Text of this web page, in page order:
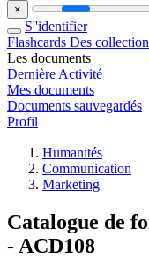
×
S''identifier
Flashcards Des
Les documents
Dernière Activité
Mes documents
Documents sauvegardés
Profil
Humanités
Communication
Marketing
Catalogue de
- ACD108